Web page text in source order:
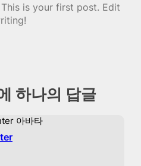
is your first post. Edit
하나의 답글